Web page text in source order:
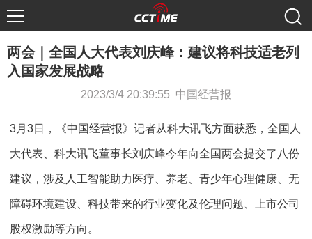
两会｜全国人大代表刘庆峰：建议将科技适老列
入国家发展战略
2023/3/4 20:39:55 中国经营报
3月3日，《中国经营报》记者从科大讯飞方面获悉，全国人
大代表、科大讯飞董事长刘庆峰今年向全国两会提交了八份
建议，涉及人工智能助力医疗、养老、青少年心理健康、无
障碍环境建设、科技带来的行业变化及伦理问题、上市公司
股权激励等方向。